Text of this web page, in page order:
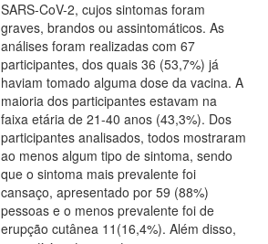
SARS-CoV-2, cujos sintomas foram
graves, brandos ou assintomáticos. As
análises foram realizadas com 67
participantes, dos quais 36 (53,7%) já
haviam tomado alguma dose da vacina. A
maioria dos participantes estavam na
faixa etária de 21-40 anos (43,3%). Dos
participantes analisados, todos mostraram
ao menos algum tipo de sintoma, sendo
que o sintoma mais prevalente foi
cansaço, apresentado por 59 (88%)
pessoas e o menos prevalente foi de
erupção cutânea 11(16,4%). Além disso,